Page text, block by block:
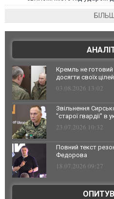
Кремль не готовий
досягти своїх
03.08.2026 13:02
Звільнення
"старої гвардії" в
23.07.2026 10:32
Повний текст
Федорова
18.07.2026 09:27